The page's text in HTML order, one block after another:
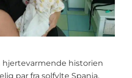
hjertevarmende historien
par fra solfylte Spania.